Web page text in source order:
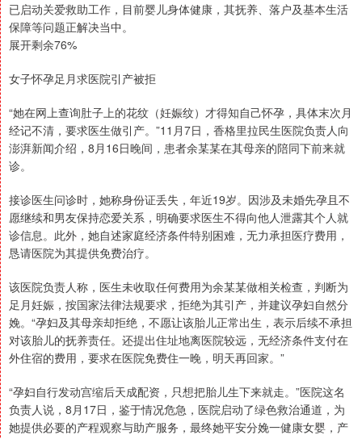
已启动关爱救助工作，目前婴儿身体健康，其抚养、落户及基本生活
保障等问题正解决当中。
展开剩余76%
女子怀孕足月求医院引产被拒
“她在网上查询肚子上的花纹（妊娠纹）才得知自己怀孕，具体末次月
经记不清，要求医生做引产。”11月7日，香格里拉民生医院负责人向
澎湃新闻介绍，8月16日晚间，患者余某某在其母亲的陪同下前来就
诊。
接诊医生问诊时，她称身份证丢失，年近19岁。因涉及未婚先孕且不
愿继续和男友保持恋爱关系，明确要求医生不得向他人泄露其个人就
诊信息。此外，她自述家庭经济条件特别困难，无力承担医疗费用，
恳请医院为其提供免费治疗。
该医院负责人称，医生未收取任何费用为余某某做相关检查，判断为
足月妊娠，按国家法律法规要求，拒绝为其引产，并建议孕妇自然分
娩。“孕妇及其母亲却拒绝，不愿让该胎儿正常出生，表示后续不承担
对该胎儿的抚养责任。还提出住址地离医院较远，无经济条件支付在
外住宿的费用，要求在医院免费住一晚，明天再回家。”
“孕妇自行发动宫缩后天成配资，只想把胎儿生下来就走。”医院这名
负责人说，8月17日，鉴于情况危急，医院启动了绿色救治通道，为
她提供必要的产程观察与助产服务，最终她平安分娩一健康女婴，产